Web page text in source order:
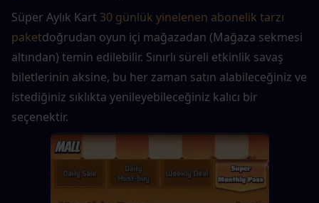
Süper Aylık Kart 30 günlük yinelenen abonelik tarzı
paketdoğrudan oyun içi mağazadan (Mağaza sekmesi
altından) temin edilebilir. Sınırlı süreli etkinlik savaş
biletlerinin aksine, bu her zaman satın alabileceğiniz ve
istediğiniz sıklıkta yenileyebileceğiniz kalıcı bir
seçenektir.